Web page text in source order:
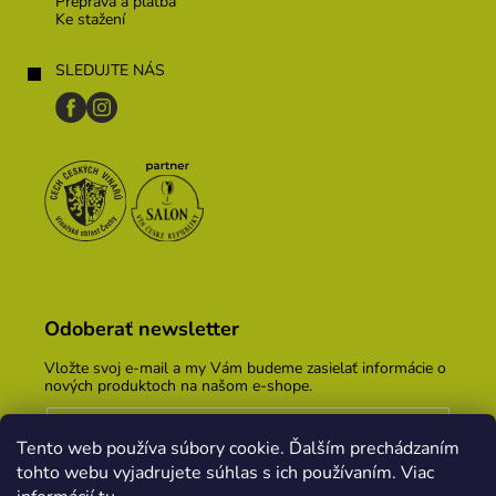
Tento web používa súbory cookie. Ďalším prechádzaním
tohto webu vyjadrujete súhlas s ich používaním. Viac
Ke stažení
SLEDUJTE NÁS
Odoberať newsletter
Vložte svoj e-mail a my Vám budeme zasielať informácie o
nových produktoch na našom e-shope.
Vložením e-mailu súhlasíte s podmienkami ochrany
osobných údajov